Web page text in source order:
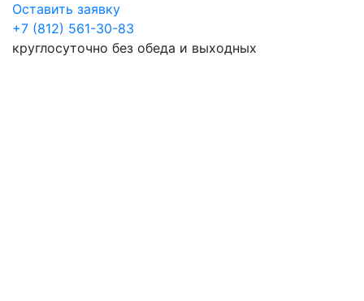
Оставить заявку
+7 (812) 561-30-83
круглосуточно без обеда и выходных